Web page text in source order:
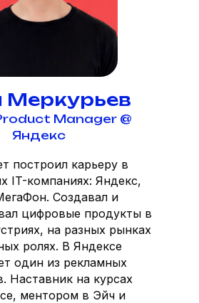
Меркурьев
Manager @
Яндекс
построил карьеру в
IT-компаниях: Яндекс,
Создавал и
цифровые продукты в
на разных рынках
ролях. В Яндексе
один из рекламных
Наставник на курсах
ментором в Эйч и